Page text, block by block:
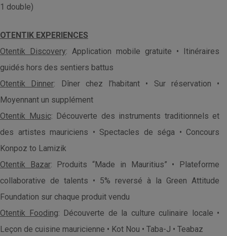
1 double)
OTENTIK EXPERIENCES
Otentik Discovery: Application mobile gratuite • Itinéraires
guidés hors des sentiers battus
Otentik Dinner: Dîner chez l’habitant • Sur réservation •
Moyennant un supplément
Otentik Music: Découverte des instruments traditionnels et
des artistes mauriciens • Spectacles de séga • Concours
Konpoz to Lamizik
Otentik Bazar: Produits “Made in Mauritius” • Plateforme
collaborative de talents • 5% reversé à la Green Attitude
Foundation sur chaque produit vendu
Otentik Fooding: Découverte de la culture culinaire locale •
Leçon de cuisine mauricienne • Kot Nou • Taba-J • Teabaz